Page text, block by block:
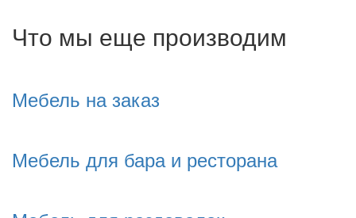
Что мы еще производим
Мебель на заказ
Мебель для бара и ресторана